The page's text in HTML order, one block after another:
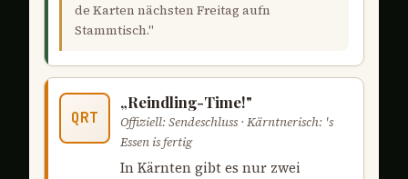
de Karten nächsten Freitag aufn
Stammtisch."
QRT
„Reindling-Time!"
Offiziell: Sendeschluss · Kärntnerisch: 's
Essen is fertig
In Kärnten gibt es nur zwei